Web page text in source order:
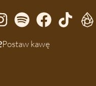
Postaw kawę